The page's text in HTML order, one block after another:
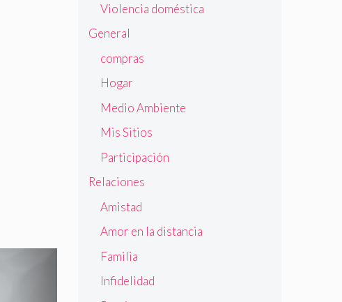
Violencia doméstica
General
compras
Hogar
Medio Ambiente
Mis Sitios
Participación
Relaciones
Amistad
Amor en la distancia
Familia
Infidelidad